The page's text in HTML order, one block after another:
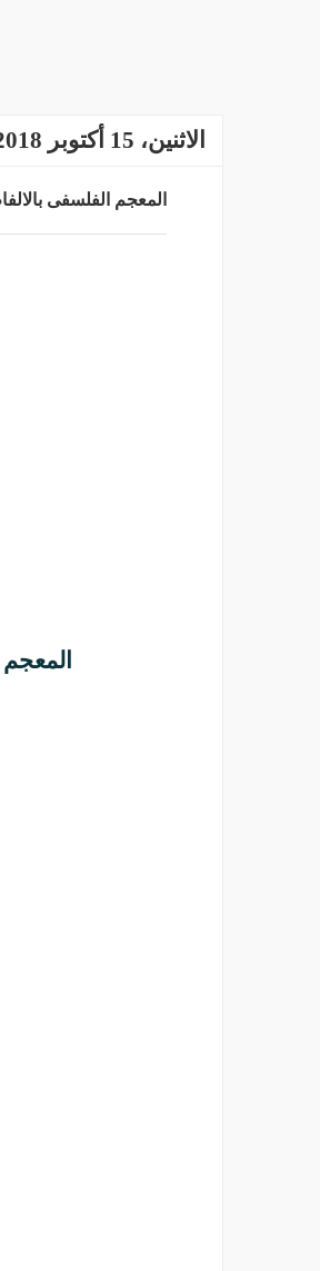
الاثنين، 15 أكتوبر 2018
المعجم الفلسفى